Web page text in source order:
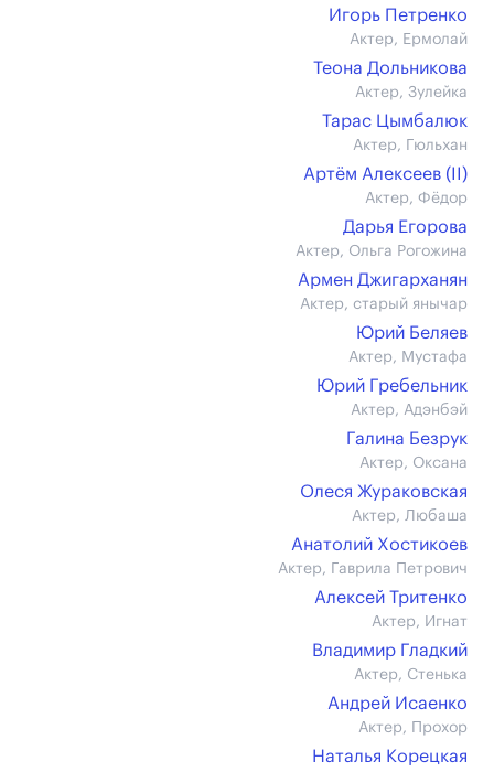
Игорь Петренко
Актер, Ермолай
Теона Дольникова
Актер, Зулейка
Тарас Цымбалюк
Актер, Гюльхан
Артём Алексеев (II)
Актер, Фёдор
Дарья Егорова
Актер, Ольга Рогожина
Армен Джигарханян
Актер, старый янычар
Юрий Беляев
Актер, Мустафа
Юрий Гребельник
Актер, Адэнбэй
Галина Безрук
Актер, Оксана
Олеся Жураковская
Актер, Любаша
Анатолий Хостикоев
Актер, Гаврила Петрович
Алексей Тритенко
Актер, Игнат
Владимир Гладкий
Актер, Стенька
Андрей Исаенко
Актер, Прохор
Наталья Корецкая